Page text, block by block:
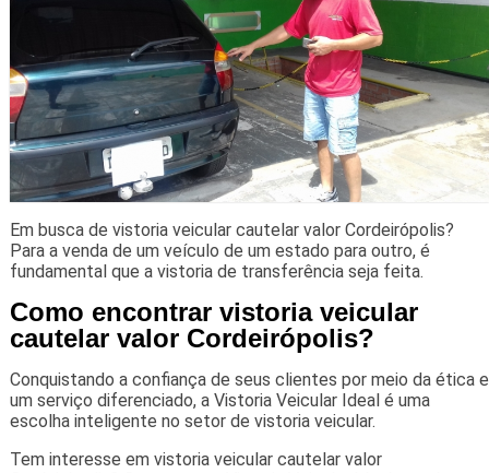
Em busca de vistoria veicular cautelar valor Cordeirópolis?
Para a venda de um veículo de um estado para outro, é
fundamental que a vistoria de transferência seja feita.
Como encontrar vistoria veicular
cautelar valor Cordeirópolis?
Conquistando a confiança de seus clientes por meio da ética e
um serviço diferenciado, a Vistoria Veicular Ideal é uma
escolha inteligente no setor de vistoria veicular.
Tem interesse em vistoria veicular cautelar valor